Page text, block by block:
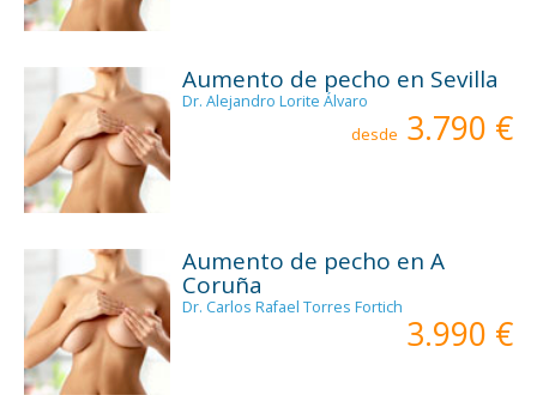
Aumento de pecho en Sevilla
Dr. Alejandro Lorite Álvaro
desde 3.790 €
Aumento de pecho en A
Coruña
Dr. Carlos Rafael Torres Fortich
3.990 €